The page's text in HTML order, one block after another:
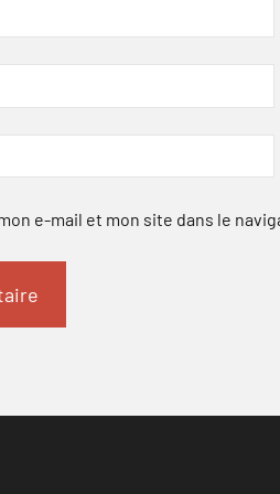
e-mail et mon site dans le